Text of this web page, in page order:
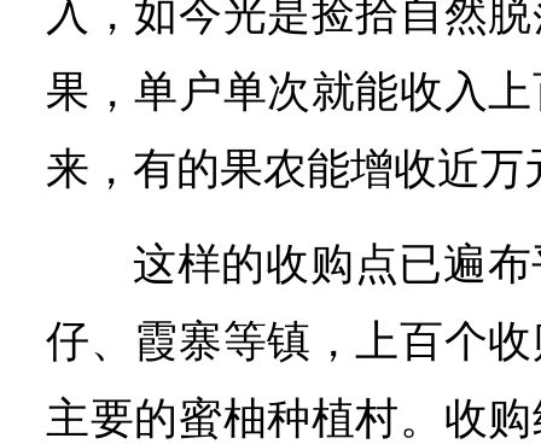
入，如今光是捡拾自然
果，单户单次就能收入
来，有的果农能增收近万
这样的收购点已遍
仔、霞寨等镇，上百个
主要的蜜柚种植村。收